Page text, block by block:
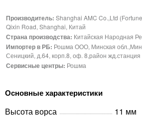
Производитель: Shanghai AMC Co.,Ltd
Qixin Road, Shanghai, Китай
Страна производства: Китайская Народная
Импортер в РБ: Рошма ООО, Минская
Сеницкий, д.64, корп.8, оф. 8,район жд.станция
Сервисные центры: Рошма
Основные характеристики
Высота ворса
11 мм